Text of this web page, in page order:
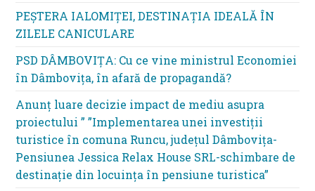
PEȘTERA IALOMIȚEI, DESTINAȚIA IDEALĂ ÎN
ZILELE CANICULARE
PSD DÂMBOVIȚA: Cu ce vine ministrul Economiei
în Dâmbovița, în afară de propagandă?
Anunț luare decizie impact de mediu asupra
proiectului ” ”Implementarea unei investiții
turistice în comuna Runcu, județul Dâmbovița-
Pensiunea Jessica Relax House SRL-schimbare de
destinație din locuința în pensiune turistica”